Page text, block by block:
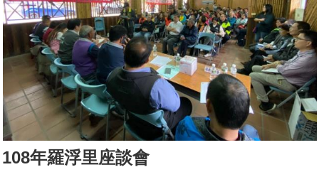
108年羅浮里座談會